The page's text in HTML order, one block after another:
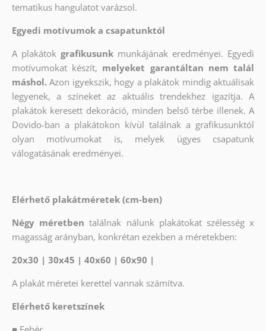
tematikus hangulatot varázsol.
Egyedi motívumok a csapatunktól
A plakátok grafikusunk munkájának eredményei. Egyedi
motívumokat készít, melyeket garantáltan nem talál
máshol. Azon igyekszik, hogy a plakátok mindig aktuálisak
legyenek, a színeket az aktuális trendekhez igazítja. A
plakátok keresett dekoráció, minden belső térbe illenek. A
Dovido-ban a plakátokon kívül találnak a grafikusunktól
olyan motívumokat is, melyek ügyes csapatunk
válogatásának eredményei.
Elérhető plakátméretek (cm-ben)
Négy méretben találnak nálunk plakátokat szélesség x
magasság arányban, konkrétan ezekben a méretekben:
20x30 | 30x45 | 40x60 | 60x90 |
A plakát méretei kerettel vannak számítva.
Elérhető keretszínek